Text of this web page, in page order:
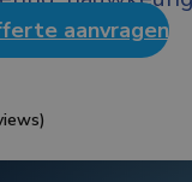
aanvragen